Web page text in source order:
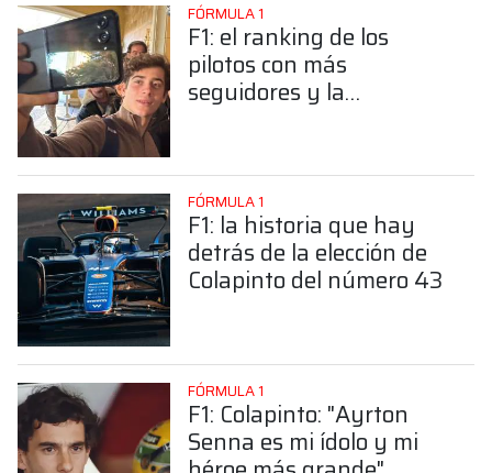
FÓRMULA 1
F1: el ranking de los
pilotos con más
seguidores y la
FÓRMULA 1
F1: la historia que hay
detrás de la elección de
Colapinto del número 43
FÓRMULA 1
F1: Colapinto: "Ayrton
Senna es mi ídolo y mi